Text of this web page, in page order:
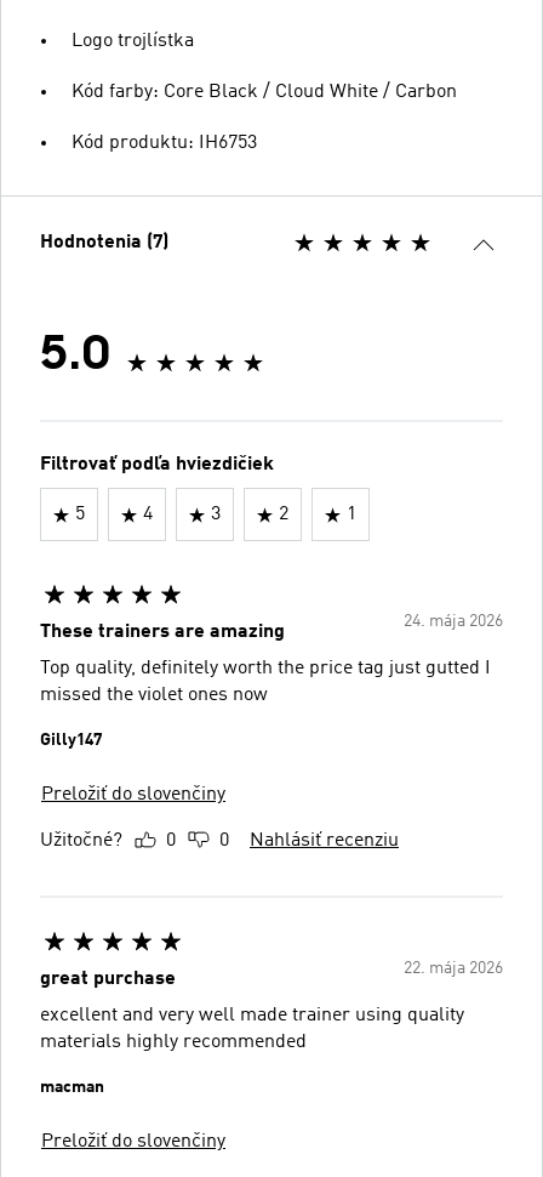
Logo trojlístka
Kód farby: Core Black / Cloud White / Carbon
Kód produktu: IH6753
Hodnotenia (7)
5.0
Filtrovať podľa hviezdičiek
5 4 3 2 1
24. mája 2026
These trainers are amazing
Top quality, definitely worth the price tag just gutted I
missed the violet ones now
Gilly147
Preložiť do slovenčiny
Užitočné? 0 0 Nahlásiť recenziu
22. mája 2026
great purchase
excellent and very well made trainer using quality
materials highly recommended
macman
Preložiť do slovenčiny